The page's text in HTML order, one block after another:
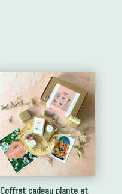
Coffret cadeau plante et